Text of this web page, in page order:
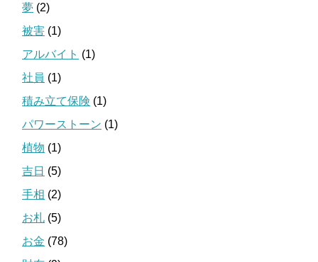
夢 (2)
被害 (1)
アルバイト (1)
社員 (1)
積み立て保険 (1)
パワーストーン (1)
植物 (1)
吉日 (5)
手相 (2)
お札 (5)
お金 (78)